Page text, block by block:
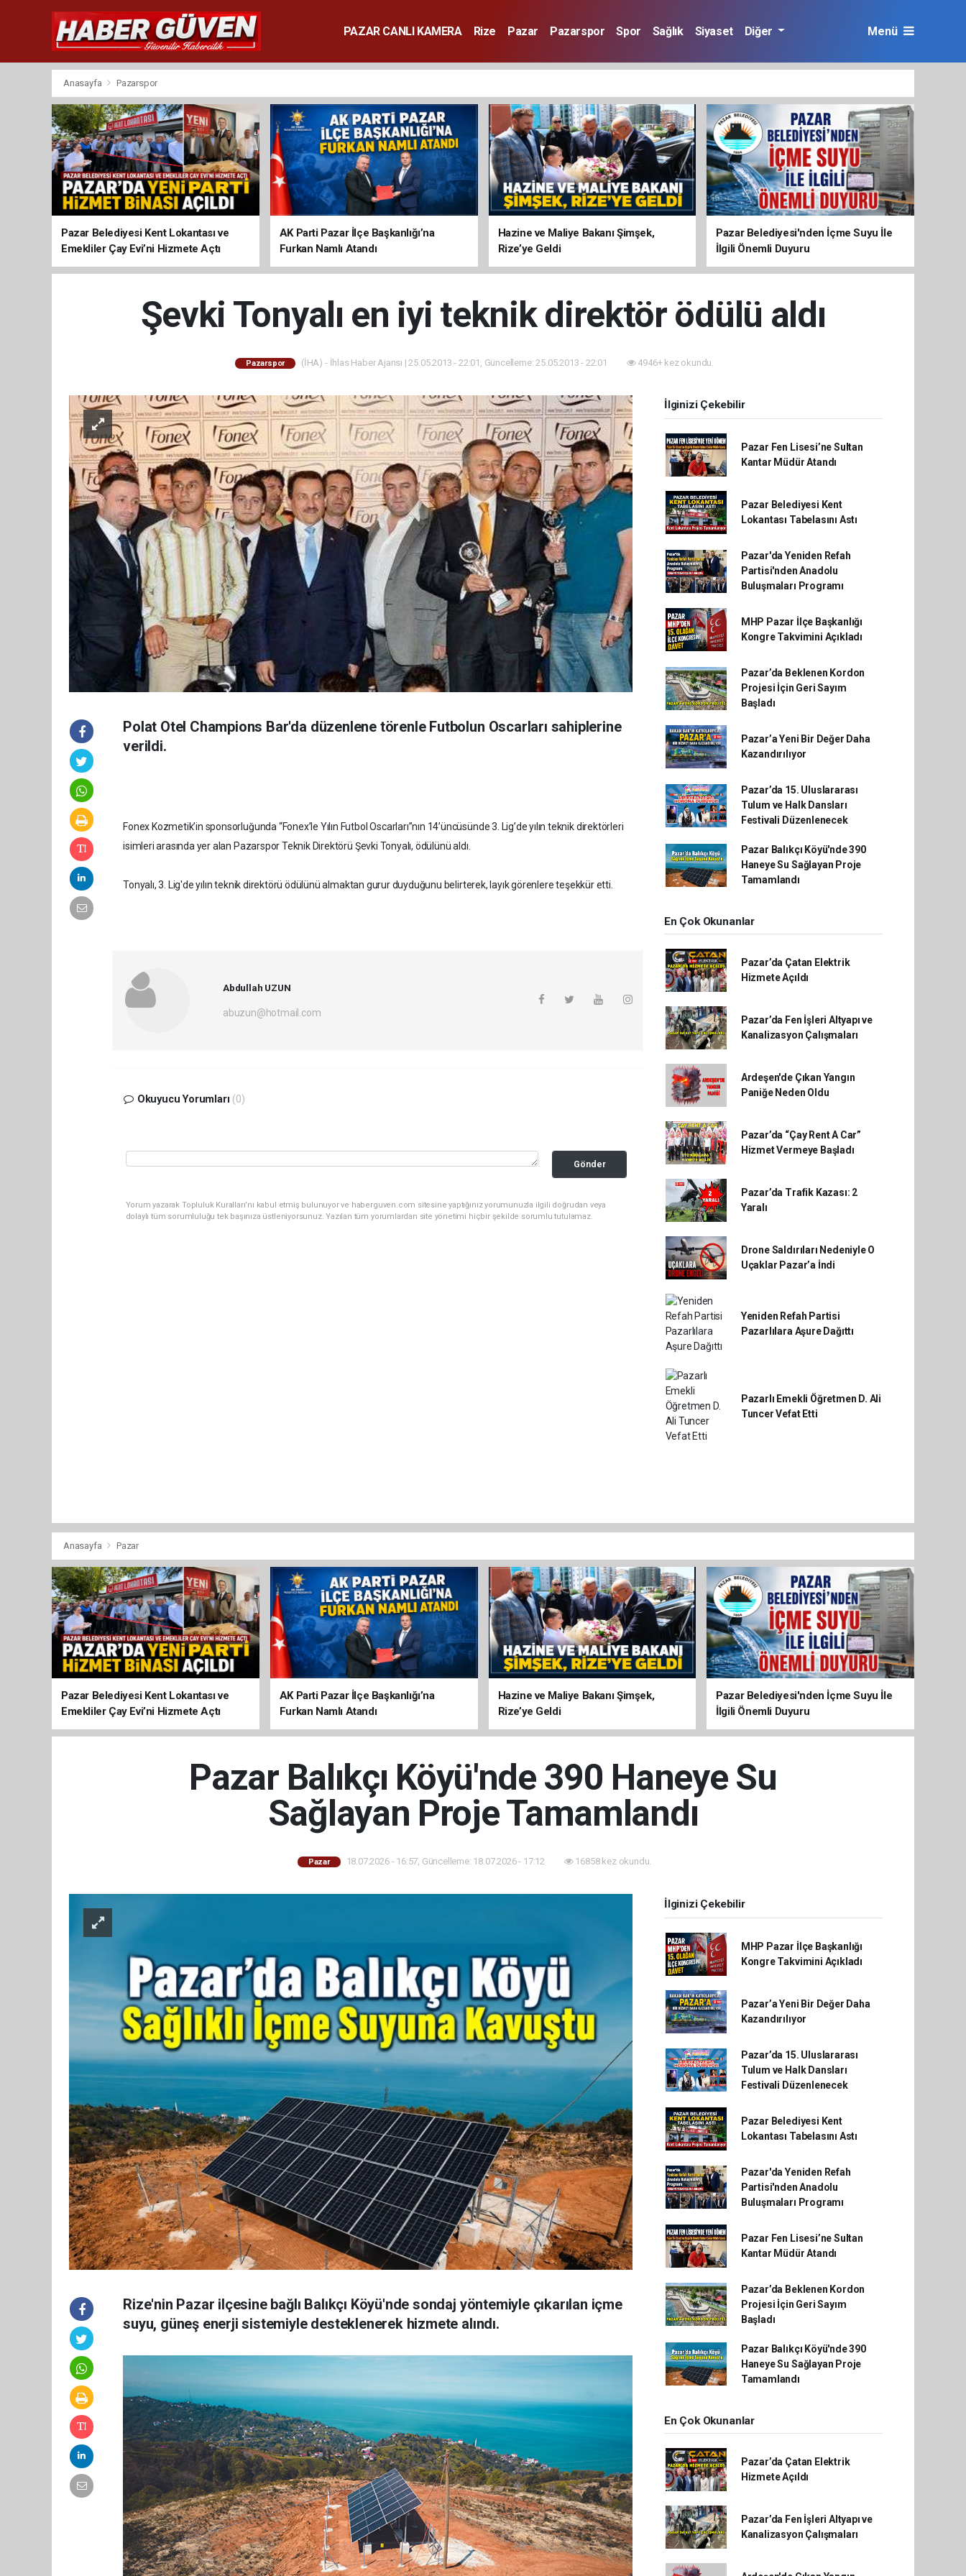
PAZAR CANLI KAMERA Rize Pazar Pazarspor Spor Sağlık Siyaset Diğer Menü
Anasayfa Pazarspor
Pazar Belediyesi Kent Lokantası ve
Emekliler Çay Evi’ni Hizmete Açtı
AK Parti Pazar İlçe Başkanlığı’na
Furkan Namlı Atandı
Hazine ve Maliye Bakanı Şimşek,
Rize’ye Geldi
Pazar Belediyesi'nden İçme Suyu İle
İlgili Önemli Duyuru
Şevki Tonyalı en iyi teknik direktör ödülü aldı
Pazarspor (İHA) - İhlas Haber Ajansı | 25.05.2013 - 22:01, Güncelleme: 25.05.2013 - 22:01 4946+ kez okundu.
Polat Otel Champions Bar'da düzenlene törenle Futbolun Oscarları sahiplerine
verildi.
Fonex Kozmetik’in sponsorluğunda “Fonex’le Yılın Futbol Oscarları”nın 14’üncüsünde 3. Lig’de yılın teknik direktörleri
isimleri arasında yer alan Pazarspor Teknik Direktörü Şevki Tonyalı, ödülünü aldı.
Tonyalı, 3. Lig'de yılın teknik direktörü ödülünü almaktan gurur duyduğunu belirterek, layık görenlere teşekkür etti.
Abdullah UZUN
abuzun@hotmail.com
Okuyucu Yorumları (0)
Gönder
Yorum yazarak Topluluk Kuralları’nı kabul etmiş bulunuyor ve haberguven.com sitesine yaptığınız yorumunuzla ilgili doğrudan veya
dolaylı tüm sorumluluğu tek başınıza üstleniyorsunuz. Yazılan tüm yorumlardan site yönetimi hiçbir şekilde sorumlu tutulamaz.
İlginizi Çekebilir
Pazar Fen Lisesi’ne Sultan
Kantar Müdür Atandı
Pazar Belediyesi Kent
Lokantası Tabelasını Astı
Pazar'da Yeniden Refah
Partisi'nden Anadolu
Buluşmaları Programı
MHP Pazar İlçe Başkanlığı
Kongre Takvimini Açıkladı
Pazar’da Beklenen Kordon
Projesi İçin Geri Sayım
Başladı
Pazar’a Yeni Bir Değer Daha
Kazandırılıyor
Pazar’da 15. Uluslararası
Tulum ve Halk Dansları
Festivali Düzenlenecek
Pazar Balıkçı Köyü'nde 390
Haneye Su Sağlayan Proje
Tamamlandı
En Çok Okunanlar
Pazar’da Çatan Elektrik
Hizmete Açıldı
Pazar’da Fen İşleri Altyapı ve
Kanalizasyon Çalışmaları
Ardeşen'de Çıkan Yangın
Paniğe Neden Oldu
Pazar’da “Çay Rent A Car”
Hizmet Vermeye Başladı
Pazar’da Trafik Kazası: 2
Yaralı
Drone Saldırıları Nedeniyle O
Uçaklar Pazar’a İndi
Yeniden Refah Partisi
Pazarlılara Aşure Dağıttı
Pazarlı Emekli Öğretmen D. Ali
Tuncer Vefat Etti
Anasayfa Pazar
Pazar Belediyesi Kent Lokantası ve
Emekliler Çay Evi’ni Hizmete Açtı
AK Parti Pazar İlçe Başkanlığı’na
Furkan Namlı Atandı
Hazine ve Maliye Bakanı Şimşek,
Rize’ye Geldi
Pazar Belediyesi'nden İçme Suyu İle
İlgili Önemli Duyuru
Pazar Balıkçı Köyü'nde 390 Haneye Su
Sağlayan Proje Tamamlandı
Pazar 18.07.2026 - 16:57, Güncelleme: 18.07.2026 - 17:12 16858 kez okundu.
Rize'nin Pazar ilçesine bağlı Balıkçı Köyü'nde sondaj yöntemiyle çıkarılan içme
suyu, güneş enerji sistemiyle desteklenerek hizmete alındı.
İlginizi Çekebilir
MHP Pazar İlçe Başkanlığı
Kongre Takvimini Açıkladı
Pazar’a Yeni Bir Değer Daha
Kazandırılıyor
Pazar’da 15. Uluslararası
Tulum ve Halk Dansları
Festivali Düzenlenecek
Pazar Belediyesi Kent
Lokantası Tabelasını Astı
Pazar'da Yeniden Refah
Partisi'nden Anadolu
Buluşmaları Programı
Pazar Fen Lisesi’ne Sultan
Kantar Müdür Atandı
Pazar’da Beklenen Kordon
Projesi İçin Geri Sayım
Başladı
Pazar Balıkçı Köyü'nde 390
Haneye Su Sağlayan Proje
Tamamlandı
En Çok Okunanlar
Pazar’da Çatan Elektrik
Hizmete Açıldı
Pazar’da Fen İşleri Altyapı ve
Kanalizasyon Çalışmaları